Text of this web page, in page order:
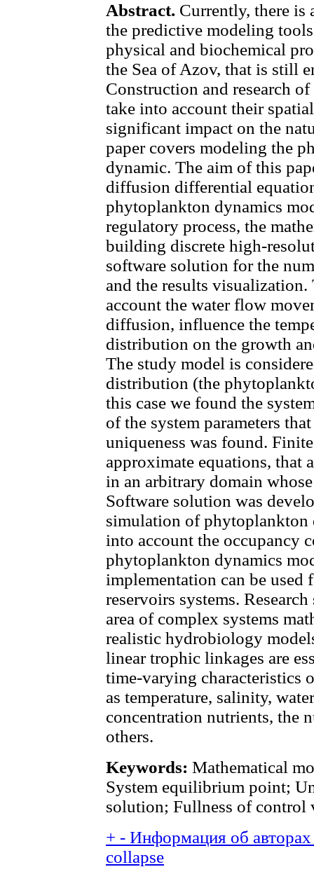
Abstract. Currently, there is
the predictive modeling
physical and biochemical
the Sea of Azov, that is still
Construction and research
take into account their
significant impact on the
paper covers modeling the
dynamic. The aim of this
diffusion differential
phytoplankton dynamics
regulatory process, the
building discrete high-
software solution for the
and the results
account the water flow
diffusion, influence the
distribution on the growth
The study model is
distribution (the
this case we found the
of the system parameters
uniqueness was found.
approximate equations, that
in an arbitrary domain
Software solution was
simulation of phytoplankton
into account the occupancy
phytoplankton dynamics
implementation can be
reservoirs systems.
area of complex systems
realistic hydrobiology
linear trophic linkages are
time-varying characteristics
as temperature, salinity,
concentration nutrients, the
others.
Keywords: Mathematical
System equilibrium point;
solution; Fullness of control
+ - Информация об
collapse